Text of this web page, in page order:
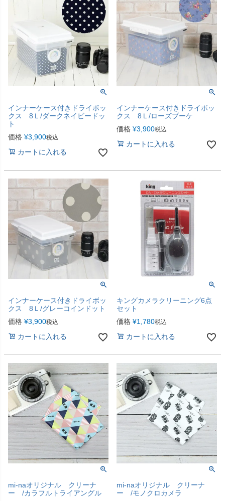
インナーケース付きドライボッ
クス 8Ｌ/ダークネイビードッ
ト
価格 ¥3,900税込
カートに入れる
インナーケース付きドライボッ
クス 8Ｌ/ローズブーケ
価格 ¥3,900税込
カートに入れる
インナーケース付きドライボッ
クス 8Ｌ/グレーコインドット
価格 ¥3,900税込
カートに入れる
キングカメラクリーニング6点
セット
価格 ¥1,780税込
カートに入れる
mi-naオリジナル クリーナ
ー /カラフルトライアングル
mi-naオリジナル クリーナ
ー /モノクロカメラ